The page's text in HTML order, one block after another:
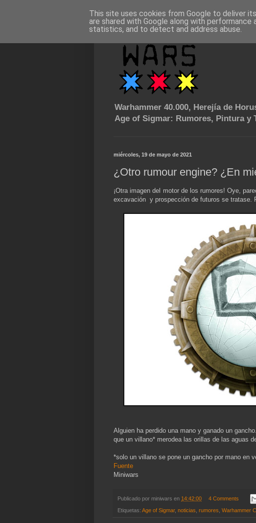
Warhammer 40.000, Herejía de
Age of Sigmar: Rumores, Pintura y
miércoles, 19 de mayo de 2021
¿Otro rumour engine? ¿En
¡Otra imagen del motor de los rumores! Oye,
excavación y prospección de futuros se tratase.
Alguien ha perdido una mano y ganado un
que un villano* merodea las orillas de las aguas
*solo un villano se pone un gancho por mano en
Fuente
Miniwars
Publicado por miniwars en 14:42:00 4 Comments
Etiquetas: Age of Sigmar, noticias, rumores, Warhammer
This site uses cookies from Google to deliver
are shared with Google along with
statistics, and to detect and address abuse.